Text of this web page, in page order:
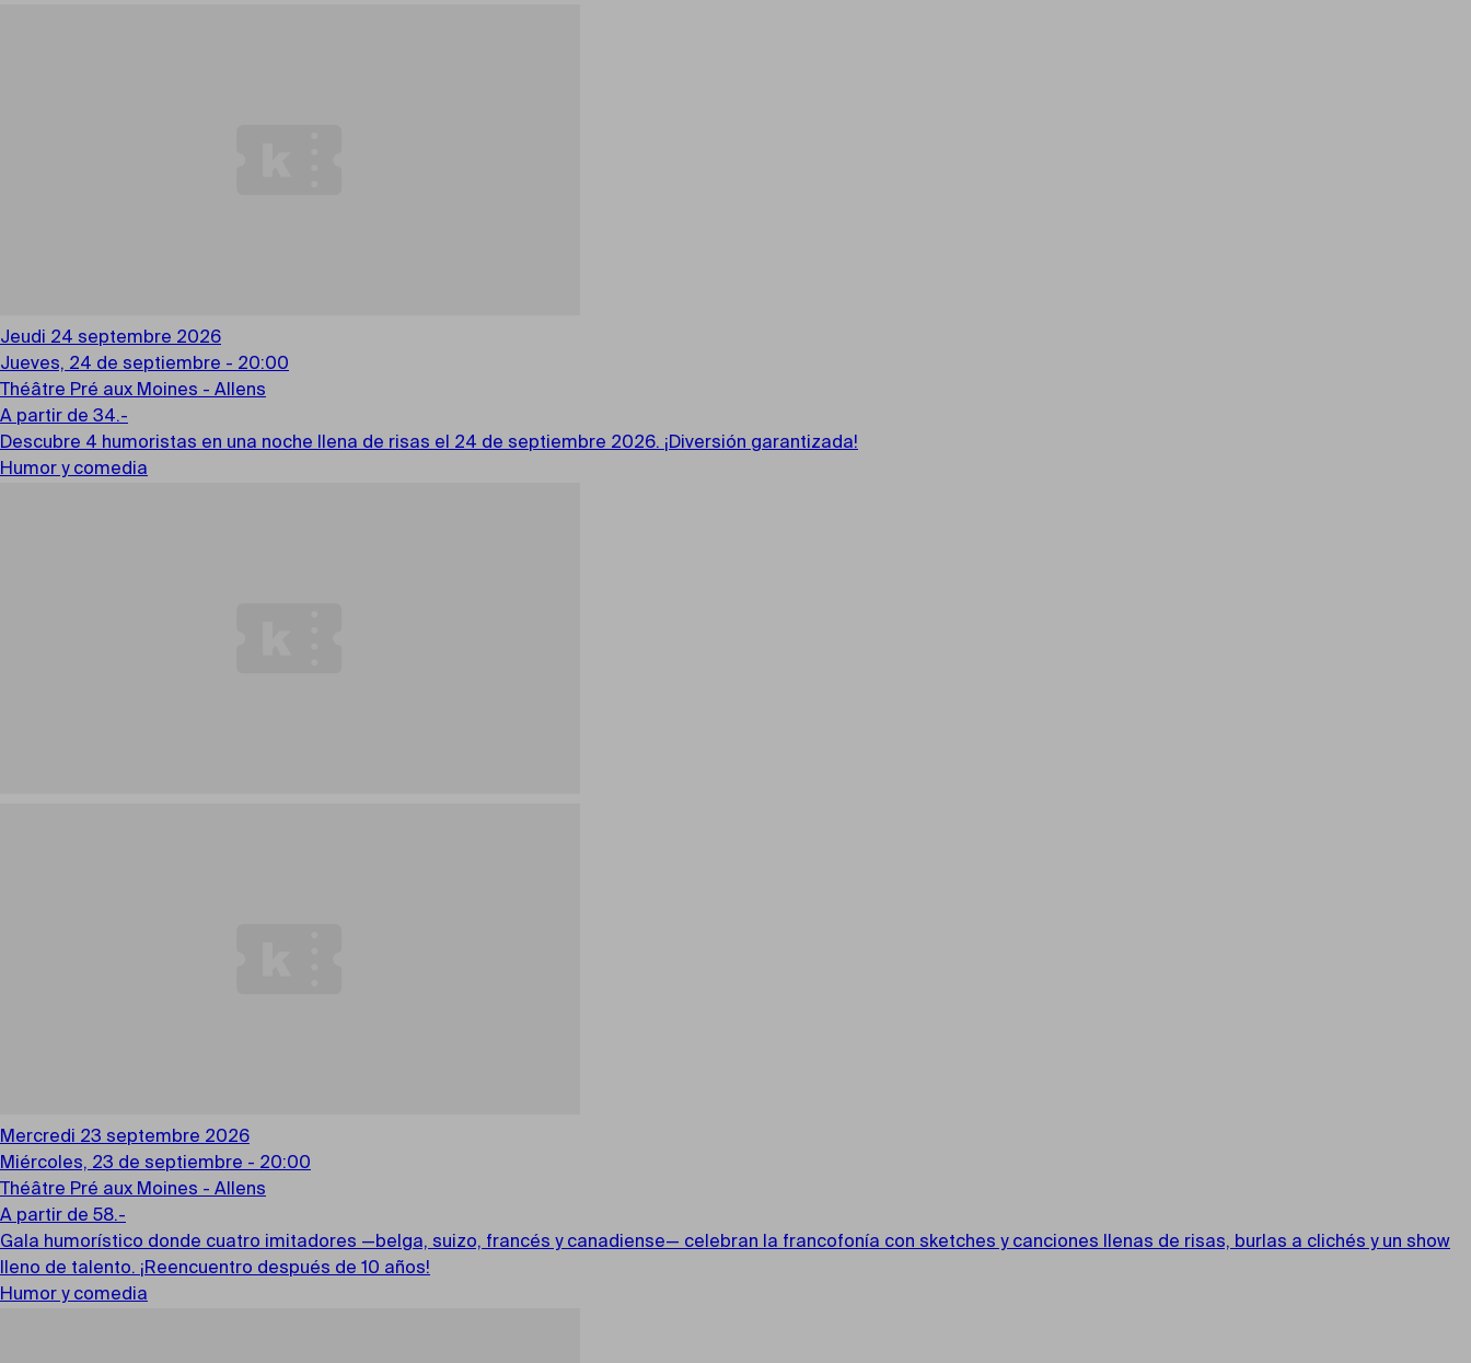
Jeudi 24 septembre 2026
Jueves, 24 de septiembre - 20:00
Théâtre Pré aux Moines - Allens
A partir de 34.-
Descubre 4 humoristas en una noche llena de risas el 24 de septiembre 2026. ¡Diversión garantizada!
Humor y comedia
Mercredi 23 septembre 2026
Miércoles, 23 de septiembre - 20:00
Théâtre Pré aux Moines - Allens
A partir de 58.-
Gala humorístico donde cuatro imitadores —belga, suizo, francés y canadiense— celebran la francofonía con sketches y canciones llenas de risas, burlas a clichés y un show
lleno de talento. ¡Reencuentro después de 10 años!
Humor y comedia